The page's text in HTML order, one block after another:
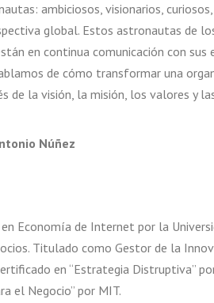
ambiciosos, visionarios,
global. Estos astronautas de
en continua comunicación con
de cómo transformar una
de la visión, la misión, los valores y
Núñez
Economía de Internet por la
Titulado como Gestor de la
en “Estrategia Distruptiva”
el Negocio” por MIT.